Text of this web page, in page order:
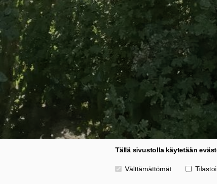
Tällä sivustolla käytetään
Valitse käytettävät evästeet
Välttämättömät